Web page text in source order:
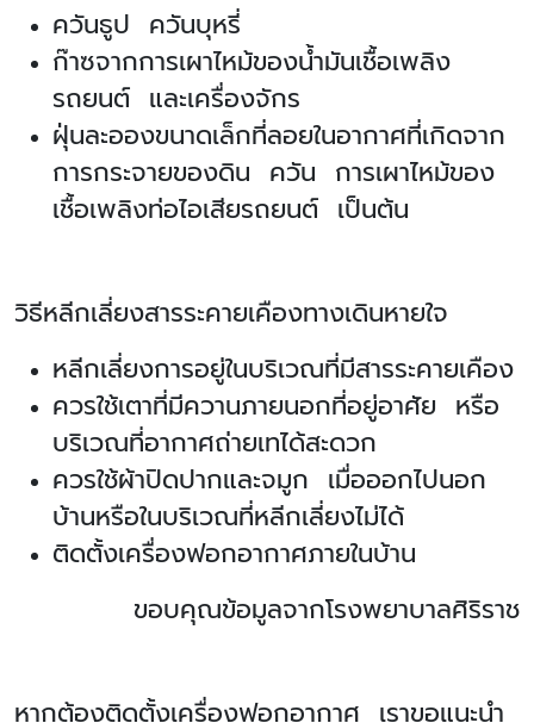
ควันธูป ควันบุหรี่
ก๊าซจากการเผาไหม้ของน้ำมันเชื้อเพลิง
รถยนต์ และเครื่องจักร
ฝุ่นละอองขนาดเล็กที่ลอยในอากาศที่เกิดจาก
การกระจายของดิน ควัน การเผาไหม้ของ
เชื้อเพลิงท่อไอเสียรถยนต์ เป็นต้น
วิธีหลีกเลี่ยงสารระคายเคืองทางเดินหายใจ
หลีกเลี่ยงการอยู่ในบริเวณที่มีสารระคายเคือง
ควรใช้เตาที่มีควานภายนอกที่อยู่อาศัย หรือ
บริเวณที่อากาศถ่ายเทได้สะดวก
ควรใช้ผ้าปิดปากและจมูก เมื่อออกไปนอก
บ้านหรือในบริเวณที่หลีกเลี่ยงไม่ได้
ติดตั้งเครื่องฟอกอากาศภายในบ้าน
ขอบคุณข้อมูลจากโรงพยาบาลศิริราช
หากต้องติดตั้งเครื่องฟอกอากาศ เราขอแนะนำ